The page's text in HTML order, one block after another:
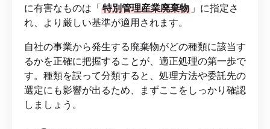
に有害なものは「特別管理産業廃棄物 」に指定さ
れ、より厳しい基準が適用されます。
自社の事業から発生する廃棄物がどの種類に該当す
るかを正確に把握することが、適正処理の第一歩で
す。種類を誤って分類すると、処理方法や委託先の
選定にも影響が出るため、まずここをしっかり確認
しましょう。